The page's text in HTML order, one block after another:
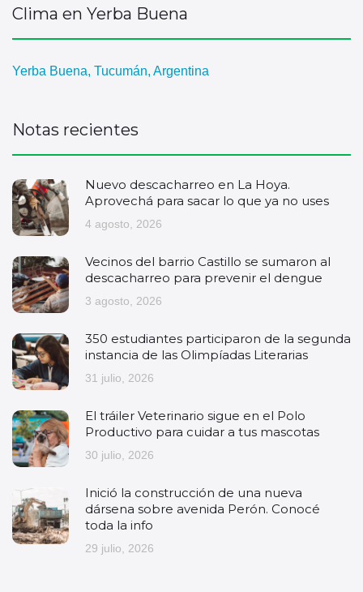
Clima en Yerba Buena
Yerba Buena, Tucumán, Argentina
Notas recientes
Nuevo descacharreo en La Hoya.
Aprovechá para sacar lo que ya no uses
4 agosto, 2026
Vecinos del barrio Castillo se sumaron al
descacharreo para prevenir el dengue
3 agosto, 2026
350 estudiantes participaron de la segunda
instancia de las Olimpíadas Literarias
31 julio, 2026
El tráiler Veterinario sigue en el Polo
Productivo para cuidar a tus mascotas
30 julio, 2026
Inició la construcción de una nueva
dársena sobre avenida Perón. Conocé
toda la info
29 julio, 2026